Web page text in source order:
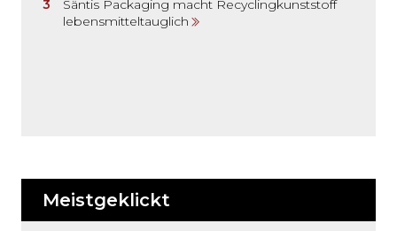
Säntis Packaging macht Recyclingkunststoff
lebensmitteltauglich
Meistgeklickt